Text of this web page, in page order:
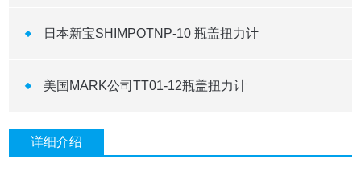
日本新宝SHIMPOTNP-10 瓶盖扭力计
美国MARK公司TT01-12瓶盖扭力计
详细介绍